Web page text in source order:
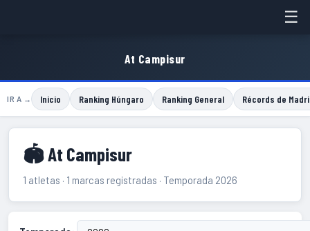
☰
At Campisur
IR A → Inicio Ranking Húngaro Ranking General Récords de
🏟 At Campisur
1 atletas · 1 marcas registradas · Temporada 2026